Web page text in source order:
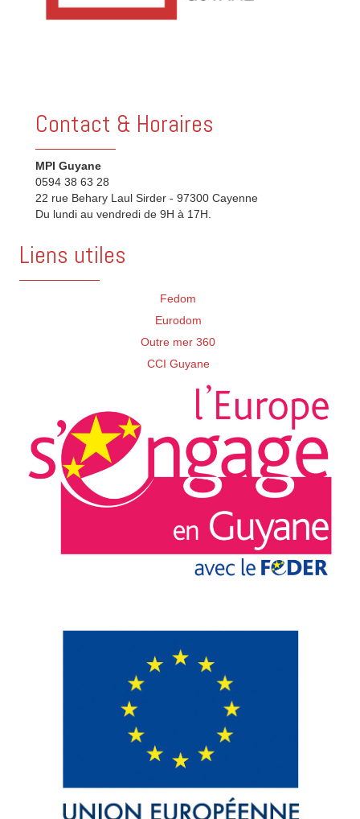
Contact & Horaires
MPI Guyane
0594 38 63 28
22 rue Behary Laul Sirder - 97300 Cayenne
Du lundi au vendredi de 9H à 17H.
Liens utiles
Fedom
Eurodom
Outre mer 360
CCI Guyane